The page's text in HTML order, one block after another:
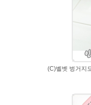
(C)벨벳 벙거지